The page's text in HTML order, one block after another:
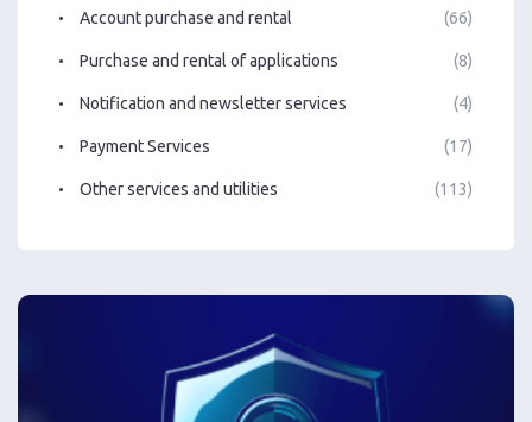
Account purchase and rental (66)
Purchase and rental of applications (8)
Notification and newsletter services (4)
Payment Services (17)
Other services and utilities (113)